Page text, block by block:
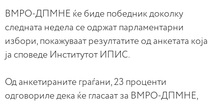
ВМРО-ДПМНЕ ќе биде победник доколку
следната недела се одржат парламентарни
избори, покажуваат резултатите од анкетата која
ја споведе Институтот ИПИС.
Од анкетираните граѓани, 23 проценти
одговориле дека ќе гласаат за ВМРО-ДПМНЕ,